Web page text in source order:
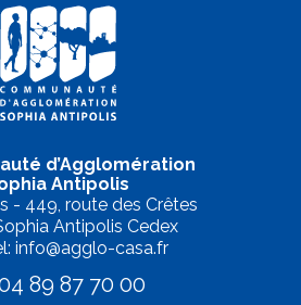
d’Agglomération
Antipolis
- 449, route des Crêtes
Antipolis Cedex
info@agglo-casa.fr
89 87 70 00